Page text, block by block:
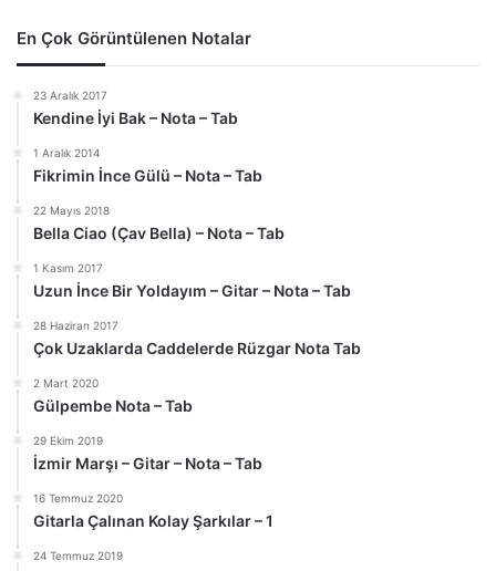
En Çok Görüntülenen Notalar
23 Aralık 2017
Kendine İyi Bak – Nota – Tab
1 Aralık 2014
Fikrimin İnce Gülü – Nota – Tab
22 Mayıs 2018
Bella Ciao (Çav Bella) – Nota – Tab
1 Kasım 2017
Uzun İnce Bir Yoldayım – Gitar – Nota – Tab
28 Haziran 2017
Çok Uzaklarda Caddelerde Rüzgar Nota Tab
2 Mart 2020
Gülpembe Nota – Tab
29 Ekim 2019
İzmir Marşı – Gitar – Nota – Tab
16 Temmuz 2020
Gitarla Çalınan Kolay Şarkılar – 1
24 Temmuz 2019